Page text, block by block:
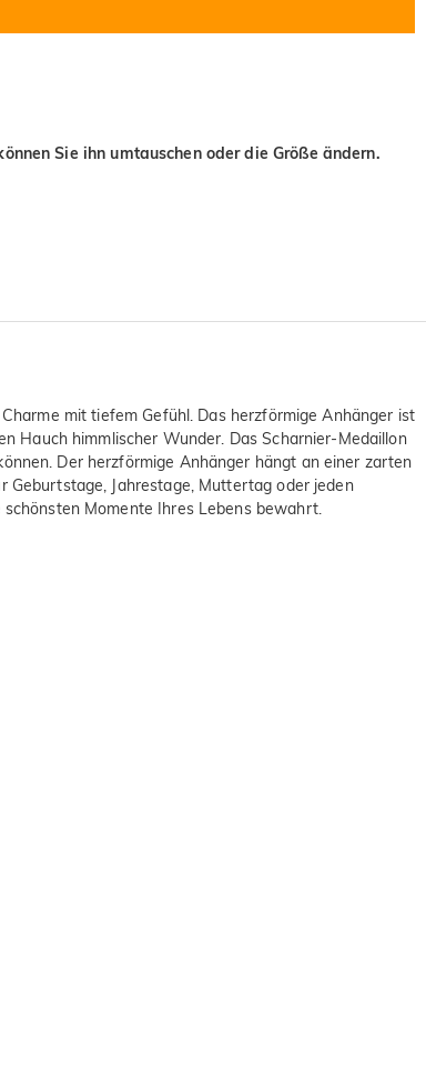
Sie ihn umtauschen oder die Größe ändern.
mit tiefem Gefühl. Das herzförmige Anhänger ist
Hauch himmlischer Wunder. Das Scharnier-Medaillon
Der herzförmige Anhänger hängt an einer zarten
Geburtstage, Jahrestage, Muttertag oder jeden
Momente Ihres Lebens bewahrt.